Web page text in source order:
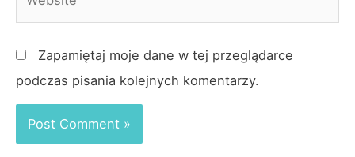
Zapamiętaj moje dane w tej przeglądarce
podczas pisania kolejnych komentarzy.